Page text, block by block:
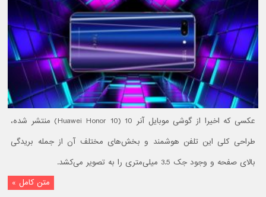
عکسی که اخیرا از گوشی موبایل آنر 10 (Huawei Honor 10) منتشر شده،
طراحی کلی این تلفن هوشمند و بخش‌های مختلف آن از جمله بریدگی
بالای صفحه و وجود جک 3.5 میلی‌متری را به تصویر می‌کشد.
متن کامل »